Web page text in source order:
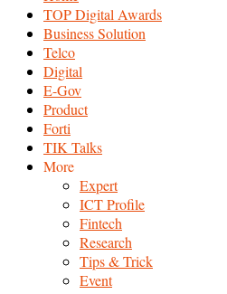
TOP Digital Awards
Business Solution
Telco
Digital
E-Gov
Product
Forti
TIK Talks
More
Expert
ICT Profile
Fintech
Research
Tips & Trick
Event